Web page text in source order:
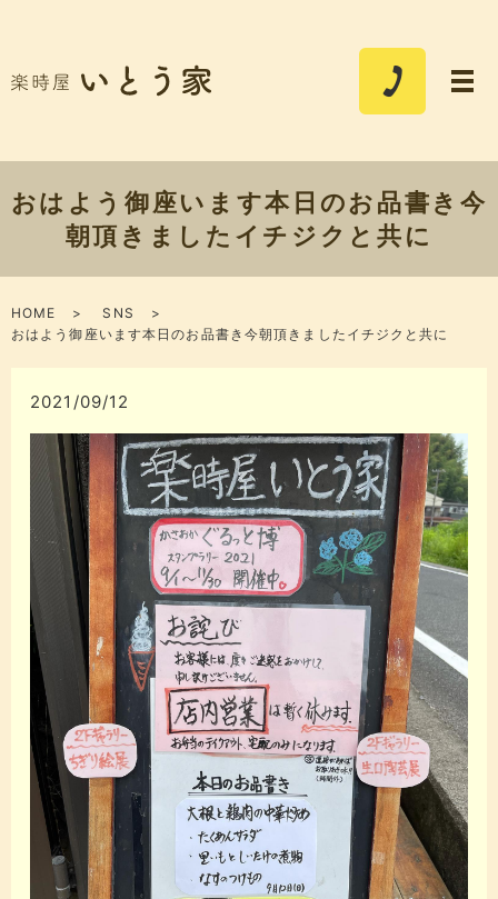
おはよう御座います本日のお品書き今
朝頂きましたイチジクと共に
HOME
SNS
おはよう御座います本日のお品書き今朝頂きましたイチジクと共に
2021/09/12